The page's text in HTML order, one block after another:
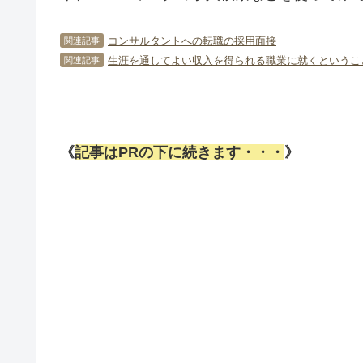
関連記事 コンサルタントへの転職の採用面接
関連記事 生涯を通してよい収入を得られる職業に就くというこ
《記事はPRの下に続きます・・・ 》